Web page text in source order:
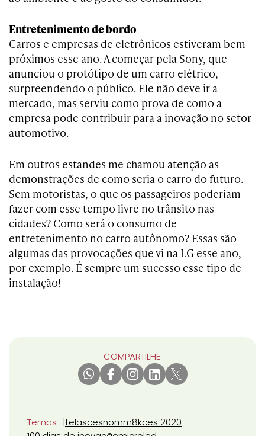
Entretenimento de bordo
Carros e empresas de eletrônicos estiveram bem
próximos esse ano. A começar pela Sony, que
anunciou o protótipo de um carro elétrico,
surpreendendo o público. Ele não deve ir a
mercado, mas serviu como prova de como a
empresa pode contribuir para a inovação no setor
automotivo.
Em outros estandes me chamou atenção as
demonstrações de como seria o carro do futuro.
Sem motoristas, o que os passageiros poderiam
fazer com esse tempo livre no trânsito nas
cidades? Como será o consumo de
entretenimento no carro autônomo? Essas são
algumas das provocações que vi na LG esse ano,
por exemplo. É sempre um sucesso esse tipo de
instalação!
COMPARTILHE:
Temas telascesnomm8kces 2020